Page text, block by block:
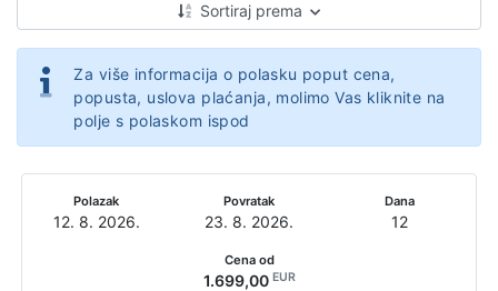
Sortiraj prema
Za više informacija o polasku poput cena,
popusta, uslova plaćanja, molimo Vas kliknite na
polje s polaskom ispod
Polazak
12. 8. 2026.
Povratak
23. 8. 2026.
Dana
12
Cena od
1.699,00 EUR